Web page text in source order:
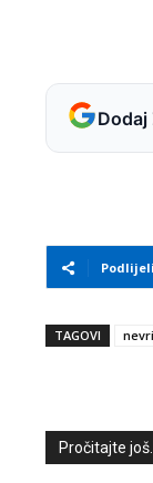
Dodaj
Podlijeli
TAGOVI
Pročitajte još...